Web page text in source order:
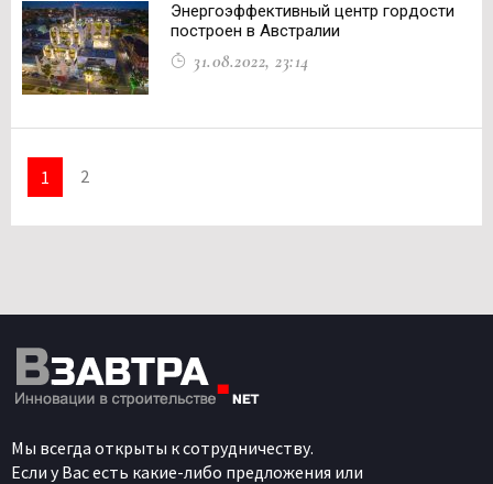
Энергоэффективный центр гордости
построен в Австралии
31.08.2022, 23:14
1 2
Мы всегда открыты к сотрудничеству.
Если у Вас есть какие-либо предложения или